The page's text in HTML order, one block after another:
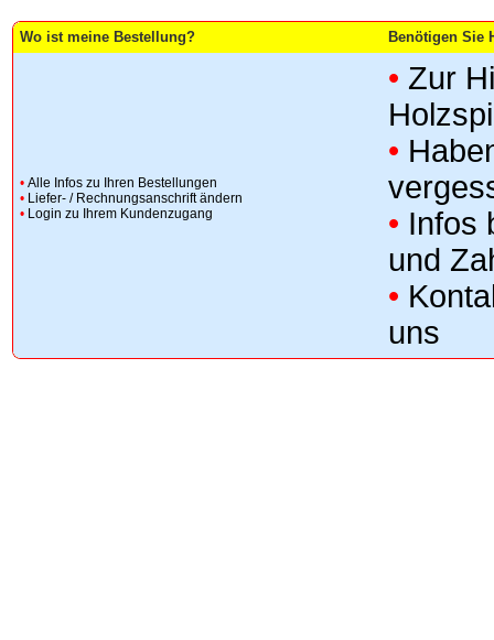
Wo ist meine Bestellung? Benötigen Sie
• Alle Infos zu Ihren Bestellungen
• Liefer- / Rechnungsanschrift ändern
• Login zu Ihrem Kundenzugang
• Zur
•
• Infos
und
•
uns